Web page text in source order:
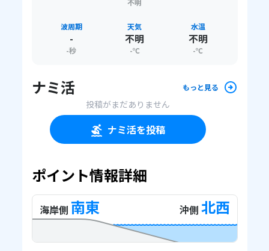
不明
波周期
-
-秒
天気
不明
-℃
水温
不明
-℃
ナミ活 もっと見る
投稿がまだありません
ナミ活を投稿
ポイント情報詳細
海岸側 南東 沖側 北西